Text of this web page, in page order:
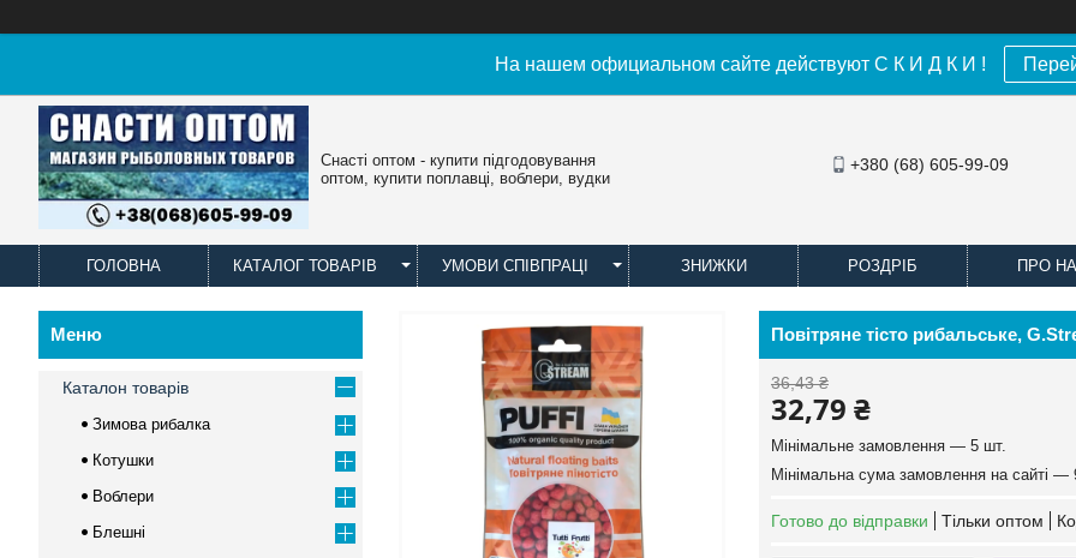
На нашем официальном сайте действуют С К И Д К И !
Снасті оптом - купити підгодовування
оптом, купити поплавці, воблери, вудки
+380 (68) 605-99-09
ГОЛОВНА КАТАЛОГ ТОВАРІВ УМОВИ СПІВПРАЦІ ЗНИЖКИ РОЗДРІБ ПРО
Повітряне тісто рибальське,
36,43 ₴
32,79 ₴
Мінімальне замовлення — 5 шт.
Мінімальна сума замовлення на сайті —
Готово до відправки Тільки оптом
Каталон товарів
Зимова рибалка
Котушки
Воблери
Блешні